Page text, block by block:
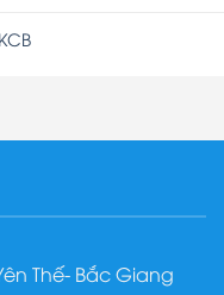
Thế- Bắc Giang